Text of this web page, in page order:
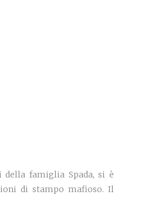
famiglia Spada, si è
di stampo mafioso. Il